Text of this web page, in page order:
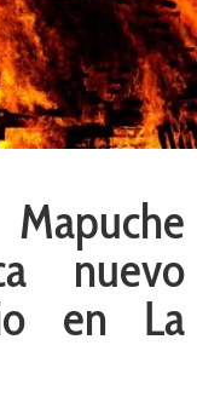
nuevo
en La